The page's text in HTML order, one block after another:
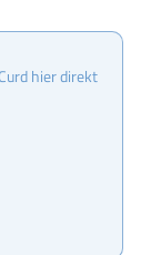
hier direkt